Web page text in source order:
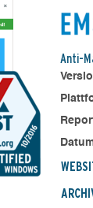
Anti-